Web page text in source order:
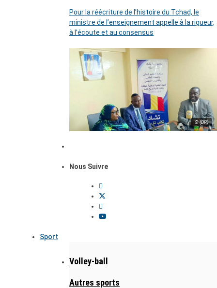
Pour la réécriture de l’histoire du Tchad, le
ministre de l’enseignement appelle à la rigueur,
à l’écoute et au consensus
© (DR)
Nous Suivre
Sport
Volley-ball
Autres sports